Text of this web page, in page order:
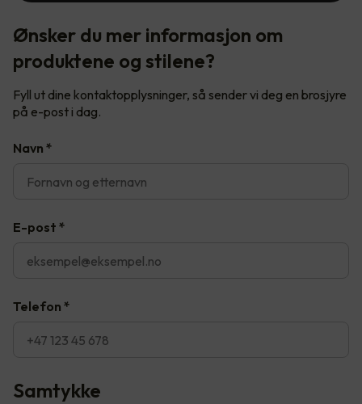
Ønsker du mer informasjon om
produktene og stilene?
Fyll ut dine kontaktopplysninger, så sender vi deg en brosjyre
på e-post i dag.
Navn *
E-post *
Telefon *
Samtykke